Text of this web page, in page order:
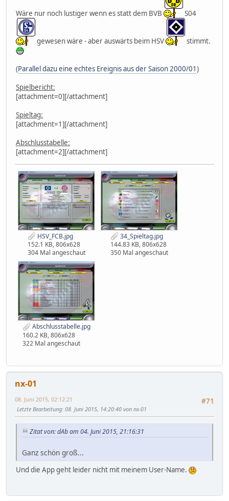
Wäre nur noch lustiger wenn es statt dem BVB S04
gewesen wäre - aber auswärts beim HSV stimmt.
(Parallel dazu eine echtes Ereignis aus der Saison 2000/01)
Spielbericht:
[attachment=0][/attachment]
Spieltag:
[attachment=1][/attachment]
Abschlusstabelle:
[attachment=2][/attachment]
HSV_FCB.jpg
152.1 KB, 806x628
304 Mal angeschaut
34_Spieltag.jpg
144.83 KB, 806x628
350 Mal angeschaut
Abschlusstabelle.jpg
160.2 KB, 806x628
322 Mal angeschaut
nx-01
#71
08. Juni 2015, 02:12:21
Letzte Bearbeitung: 08. Juni 2015, 14:20:40 von nx-01
Zitat von: dAb am 04. Juni 2015, 21:16:31
Ganz schön groß...
Und die App geht leider nicht mit meinem User-Name.